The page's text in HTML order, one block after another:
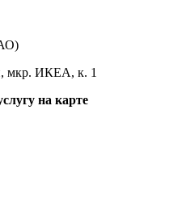
мкр. ИКЕА, к. 1
на карте